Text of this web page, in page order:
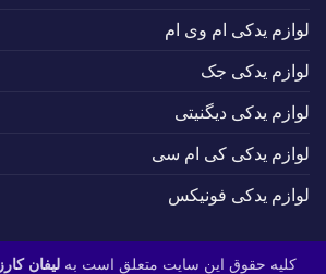
لوازم یدکی ام وی ام
لوازم یدکی جک
لوازم یدکی دیگنیتی
لوازم یدکی کی ام سی
لوازم یدکی فونیکس
کلیه حقوق این سایت متعلق است بهلیفان کارز